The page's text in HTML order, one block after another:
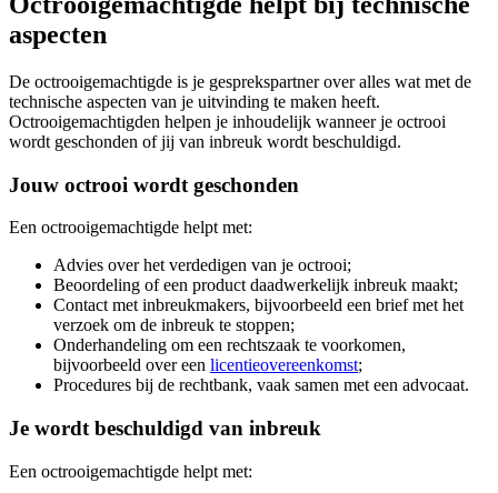
aspecten
De octrooigemachtigde is je gesprekspartner over alles wat met de
technische aspecten van je uitvinding te maken heeft.
Octrooigemachtigden helpen je inhoudelijk wanneer je octrooi
wordt geschonden of jij van inbreuk wordt beschuldigd.
Jouw octrooi wordt geschonden
Een octrooigemachtigde helpt met:
Advies over het verdedigen van je octrooi;
Beoordeling of een product daadwerkelijk inbreuk maakt;
Contact met inbreukmakers, bijvoorbeeld een brief met het
verzoek om de inbreuk te stoppen;
Onderhandeling om een rechtszaak te voorkomen,
bijvoorbeeld over een licentieovereenkomst;
Procedures bij de rechtbank, vaak samen met een advocaat.
Je wordt beschuldigd van inbreuk
Een octrooigemachtigde helpt met: